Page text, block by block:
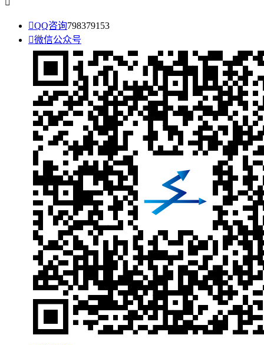

QQ咨询798379153
微信公众号